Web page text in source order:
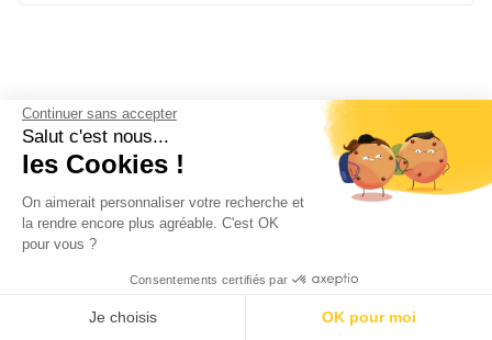
Continuer sans accepter
Salut c'est nous...
les Cookies !
On aimerait personnaliser votre recherche et
la rendre encore plus agréable. C'est OK
pour vous ?
Consentements certifiés par
Je choisis OK pour moi